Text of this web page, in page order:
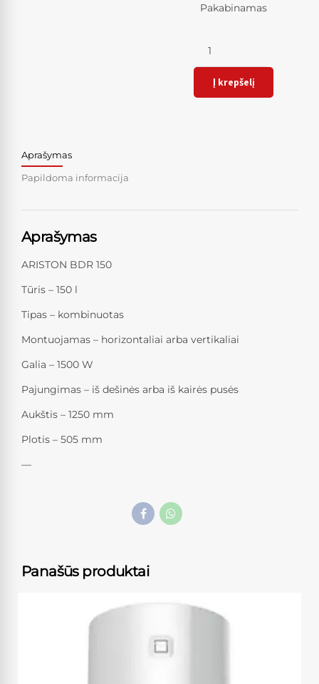
Pakabinamas
Į krepšelį
Aprašymas
Papildoma informacija
Aprašymas
ARISTON BDR 150
Tūris – 150 l
Tipas – kombinuotas
Montuojamas – horizontaliai arba vertikaliai
Galia – 1500 W
Pajungimas – iš dešinės arba iš kairės pusės
Aukštis – 1250 mm
Plotis – 505 mm
—
Panašūs produktai